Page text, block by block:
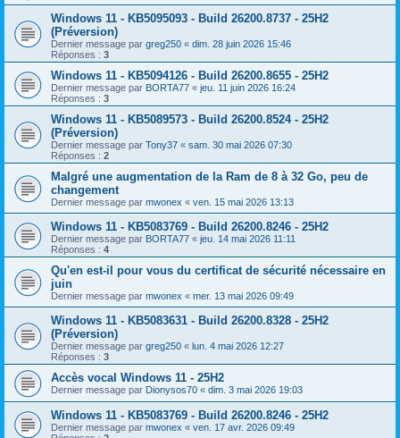
Windows 11 - KB5095093 - Build 26200.8737 - 25H2
(Préversion)
Dernier message par greg250 « dim. 28 juin 2026 15:46
Réponses : 3
Windows 11 - KB5094126 - Build 26200.8655 - 25H2
Dernier message par BORTA77 « jeu. 11 juin 2026 16:24
Réponses : 3
Windows 11 - KB5089573 - Build 26200.8524 - 25H2
(Préversion)
Dernier message par Tony37 « sam. 30 mai 2026 07:30
Réponses : 2
Malgré une augmentation de la Ram de 8 à 32 Go, peu de
changement
Dernier message par mwonex « ven. 15 mai 2026 13:13
Windows 11 - KB5083769 - Build 26200.8246 - 25H2
Dernier message par BORTA77 « jeu. 14 mai 2026 11:11
Réponses : 4
Qu'en est-il pour vous du certificat de sécurité nécessaire en
juin
Dernier message par mwonex « mer. 13 mai 2026 09:49
Windows 11 - KB5083631 - Build 26200.8328 - 25H2
(Préversion)
Dernier message par greg250 « lun. 4 mai 2026 12:27
Réponses : 3
Accès vocal Windows 11 - 25H2
Dernier message par Dionysos70 « dim. 3 mai 2026 19:03
Windows 11 - KB5083769 - Build 26200.8246 - 25H2
Dernier message par mwonex « ven. 17 avr. 2026 09:49